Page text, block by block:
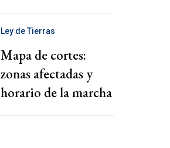
financieros
Ley de Tierras
Mapa de cortes:
zonas afectadas y
horario de la marcha